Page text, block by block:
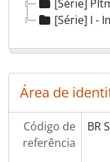
[Série] PItm
[Série] I -
Área de
Código de
referência
BR